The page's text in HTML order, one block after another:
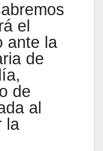
el
ante la
de
de
al
la